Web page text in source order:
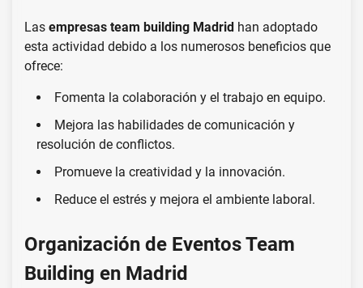
Las empresas team building Madrid han adoptado
esta actividad debido a los numerosos beneficios que
ofrece:
Fomenta la colaboración y el trabajo en equipo.
Mejora las habilidades de comunicación y
resolución de conflictos.
Promueve la creatividad y la innovación.
Reduce el estrés y mejora el ambiente laboral.
Organización de Eventos Team
Building en Madrid